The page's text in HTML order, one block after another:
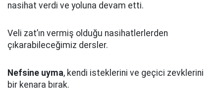
nasihat verdi ve yoluna devam etti.
Veli zat’ın vermiş olduğu nasihatlerlerden
çıkarabileceğimiz dersler.
Nefsine uyma, kendi isteklerini ve geçici zevklerini
bir kenara bırak.